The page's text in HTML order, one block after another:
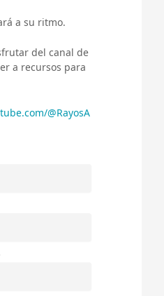
a su ritmo.
del canal de
a recursos para
@RayosA